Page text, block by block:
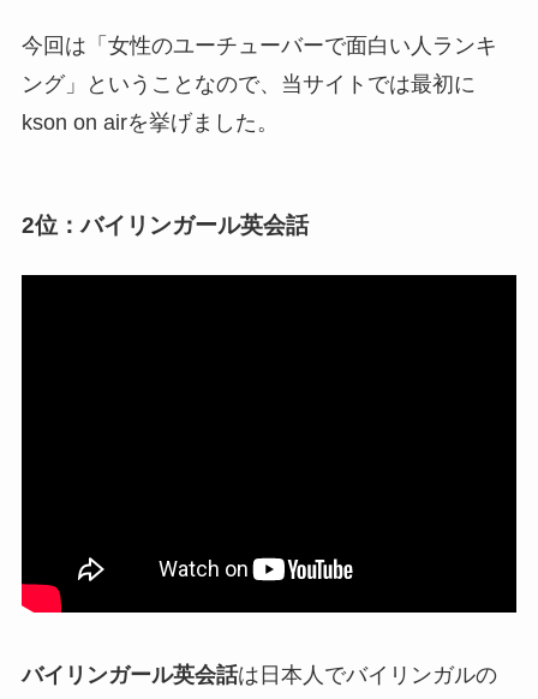
今回は「女性のユーチューバーで面白い人ランキ
ング」ということなので、当サイトでは最初に
kson on airを挙げました。
2位：バイリンガール英会話
バイリンガール英会話は日本人でバイリンガルの